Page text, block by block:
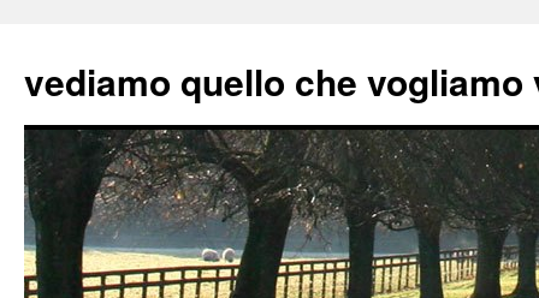
vediamo quello che vogliamo